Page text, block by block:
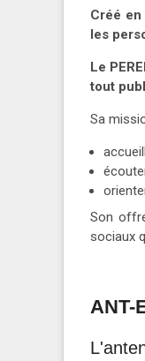
Créé
les
Le
tout
Sa
Son
sociaux
ANT-